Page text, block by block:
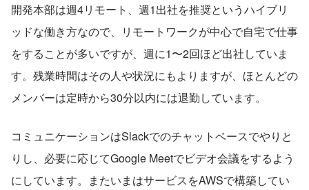
開発本部は週4リモート、週1出社を推奨というハイブリ
ッドな働き方なので、リモートワークが中心で自宅で仕事
をすることが多いですが、週に1〜2回ほど出社していま
す。残業時間はその人や状況にもよりますが、ほとんどの
メンバーは定時から30分以内には退勤しています。
コミュニケーションはSlackでのチャットベースでやりと
りし、必要に応じてGoogle Meetでビデオ会議をするよう
にしています。またいまはサービスをAWSで構築してい